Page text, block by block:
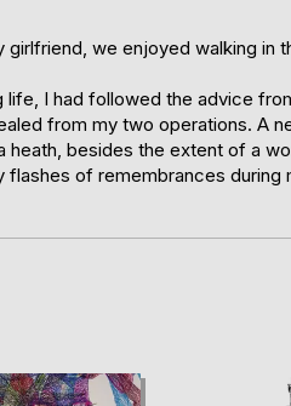
we enjoyed walking in
I had followed the advice
from my two operations. A
heath, besides the extent of a
flashes of remembrances during